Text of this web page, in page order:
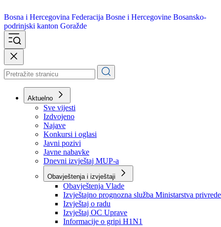
Bosna i Hercegovina
podrinjski kanton Goražde
Aktuelno
Sve vijesti
Izdvojeno
Najave
Konkursi i oglasi
Javni pozivi
Javne nabavke
Dnevni izvještaj MUP-a
Obavještenja i izvještaji
Obavještenja Vlade
Izvještajno prognozna služba Ministarstva privrede